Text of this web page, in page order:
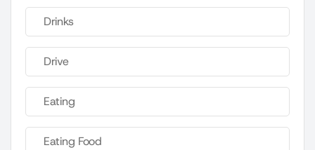
Drinks
Drive
Eating
Eating Food